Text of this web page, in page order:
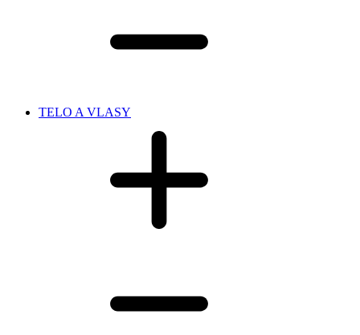
TELO A VLASY